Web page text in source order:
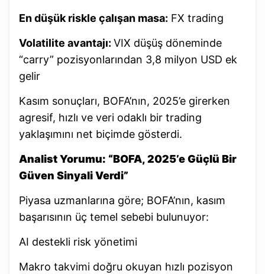
En düşük riskle çalışan masa: FX trading
Volatilite avantajı: VIX düşüş döneminde
“carry” pozisyonlarından 3,8 milyon USD ek
gelir
Kasım sonuçları, BOFA’nın, 2025’e girerken
agresif, hızlı ve veri odaklı bir trading
yaklaşımını net biçimde gösterdi.
Analist Yorumu: “BOFA, 2025’e Güçlü Bir
Güven Sinyali Verdi”
Piyasa uzmanlarına göre; BOFA’nın, kasım
başarısının üç temel sebebi bulunuyor:
AI destekli risk yönetimi
Makro takvimi doğru okuyan hızlı pozisyon